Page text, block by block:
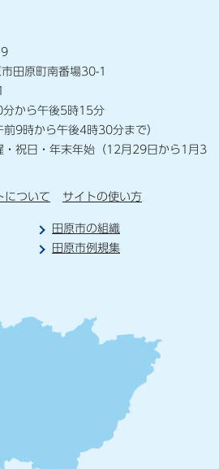
田原町南番場30-1
分から午後5時15分
前9時から午後4時30分まで）
・祝日・年末年始（12月29日から1月3
について サイトの使い方
田原市の組織
田原市例規集